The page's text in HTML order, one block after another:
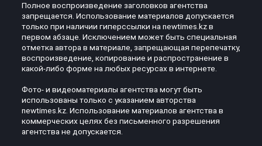
Полное воспроизведение заголовков агентства
запрещается. Использование материалов допускается
только при наличии гиперссылки на newtimes.kz в
первом абзаце. Исключением может быть специальная
отметка автора в материале, запрещающая перепечатку,
воспроизведение, копирование и распространение в
какой-либо форме на любых ресурсах в интернете.
Фото- и видеоматериалы агентства могут быть
использованы только с указанием авторства
newtimes.kz. Использование материалов агентства в
коммерческих целях без письменного разрешения
агентства не допускается.